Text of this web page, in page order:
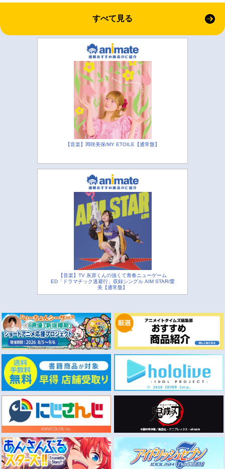
すべて見る
【音楽】岡咲美保/MY ETOILE【通常盤】
【音楽】TV 灰原くんの強くて青春ニューゲーム
ED「ドラマチック逃避行」収録シングル AIM STAR/愛
美【通常盤】